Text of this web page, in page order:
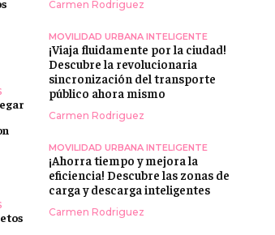
Carmen Rodriguez
MOVILIDAD URBANA INTELIGENTE
¡Viaja fluidamente por la ciudad!
Descubre la revolucionaria
sincronización del transporte
público ahora mismo
Carmen Rodriguez
MOVILIDAD URBANA INTELIGENTE
¡Ahorra tiempo y mejora la
eficiencia! Descubre las zonas de
carga y descarga inteligentes
Carmen Rodriguez